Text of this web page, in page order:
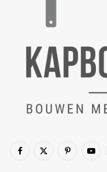
Facebook
X
Pinterest